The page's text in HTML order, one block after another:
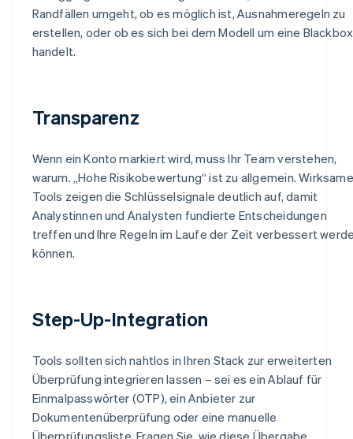
Randfällen umgeht, ob es möglich ist, Ausnahmeregeln zu
erstellen, oder ob es sich bei dem Modell um eine Blackbox
handelt.
Transparenz
Wenn ein Konto markiert wird, muss Ihr Team verstehen,
warum. „Hohe Risikobewertung“ ist zu allgemein. Wirksame
Tools zeigen die Schlüsselsignale deutlich auf, damit
Analystinnen und Analysten fundierte Entscheidungen
treffen und Ihre Regeln im Laufe der Zeit verbessert
können.
Step-Up-Integration
Tools sollten sich nahtlos in Ihren Stack zur erweiterten
Überprüfung integrieren lassen – sei es ein Ablauf für
Einmalpasswörter (OTP), ein Anbieter zur
Dokumentenüberprüfung oder eine manuelle
Überprüfungsliste. Fragen Sie, wie diese Übergabe